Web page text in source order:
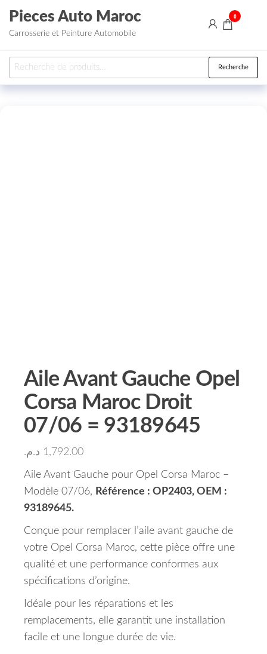
Aller au contenu
Pieces Auto Maroc
Carrosserie et Peinture Automobile
0
Recherche pour : Recherche
Aile Avant Gauche Opel
Corsa Maroc Droit
07/06 = 93189645
1,792.00 د.م.
Aile Avant Gauche pour Opel Corsa Maroc –
Modèle 07/06, Référence : OP2403, OEM :
93189645.
Conçue pour remplacer l’aile avant gauche de
votre Opel Corsa Maroc, cette pièce offre une
qualité et une performance conformes aux
spécifications d’origine.
Idéale pour les réparations et les
remplacements, elle garantit une installation
facile et une longue durée de vie.